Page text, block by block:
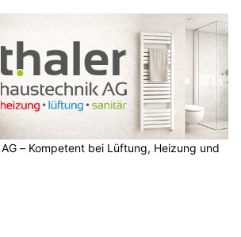
– Kompetent bei Lüftung, Heizung und